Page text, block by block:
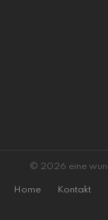
© 2026 eine
Home Kontakt